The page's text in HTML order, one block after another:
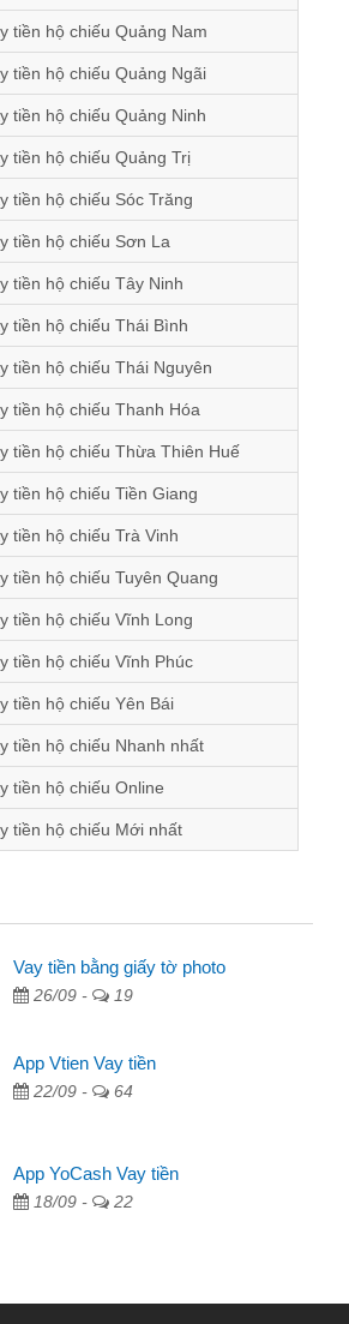
tiền hộ chiếu Quảng Nam
tiền hộ chiếu Quảng Ngãi
tiền hộ chiếu Quảng Ninh
tiền hộ chiếu Quảng Trị
tiền hộ chiếu Sóc Trăng
tiền hộ chiếu Sơn La
tiền hộ chiếu Tây Ninh
tiền hộ chiếu Thái Bình
tiền hộ chiếu Thái Nguyên
tiền hộ chiếu Thanh Hóa
tiền hộ chiếu Thừa Thiên Huế
tiền hộ chiếu Tiền Giang
tiền hộ chiếu Trà Vinh
tiền hộ chiếu Tuyên Quang
tiền hộ chiếu Vĩnh Long
tiền hộ chiếu Vĩnh Phúc
tiền hộ chiếu Yên Bái
tiền hộ chiếu Nhanh nhất
tiền hộ chiếu Online
tiền hộ chiếu Mới nhất
facebook. Tôi là
nhật bạn bè, mà đọc
định vay
cho vay. Trong khi
trong 1-2 ngày tôi trả
và nhanh chóng
Vay tiền bằng giấy tờ photo
26/09 - 19
App Vtien Vay tiền
22/09 - 64
App YoCash Vay tiền
18/09 - 22